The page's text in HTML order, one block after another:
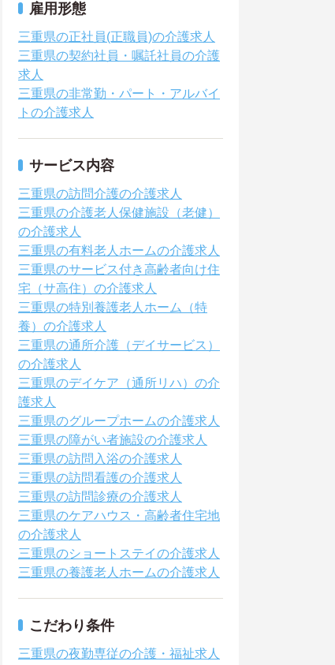
雇用形態
三重県の正社員(正職員)の介護求人
三重県の契約社員・嘱託社員の介護
求人
三重県の非常勤・パート・アルバイ
トの介護求人
サービス内容
三重県の訪問介護の介護求人
三重県の介護老人保健施設（老健）
の介護求人
三重県の有料老人ホームの介護求人
三重県のサービス付き高齢者向け住
宅（サ高住）の介護求人
三重県の特別養護老人ホーム（特
養）の介護求人
三重県の通所介護（デイサービス）
の介護求人
三重県のデイケア（通所リハ）の介
護求人
三重県のグループホームの介護求人
三重県の障がい者施設の介護求人
三重県の訪問入浴の介護求人
三重県の訪問看護の介護求人
三重県の訪問診療の介護求人
三重県のケアハウス・高齢者住宅地
の介護求人
三重県のショートステイの介護求人
三重県の養護老人ホームの介護求人
こだわり条件
三重県の夜勤専従の介護・福祉求人